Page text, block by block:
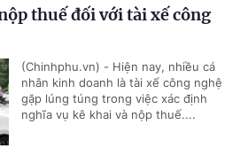
thuế đối với tài xế công
(Chinhphu.vn) - Hiện nay, nhiều cá
nhân kinh doanh là tài xế công nghệ
gặp lúng túng trong việc xác định
nghĩa vụ kê khai và nộp thuế....